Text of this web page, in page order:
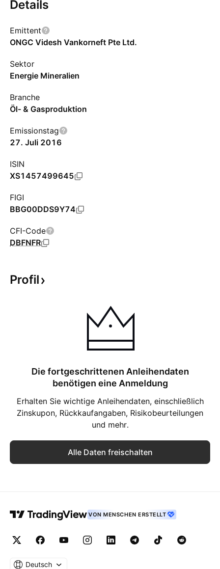
Details
Emittent
ONGC Videsh Vankorneft Pte Ltd.
Sektor
Energie Mineralien
Branche
Öl- & Gasproduktion
Emissionstag
27. Juli 2016
ISIN
XS1457499645
FIGI
BBG00DDS9Y74
CFI-Code
DBFNFR
Profil
Die fortgeschrittenen Anleihendaten
benötigen eine Anmeldung
Erhalten Sie wichtige Anleihendaten, einschließlich
Zinskupon, Rückkaufangaben, Risikobeurteilungen
und mehr.
Alle Daten freischalten
VON MENSCHEN ERSTELLT
Deutsch